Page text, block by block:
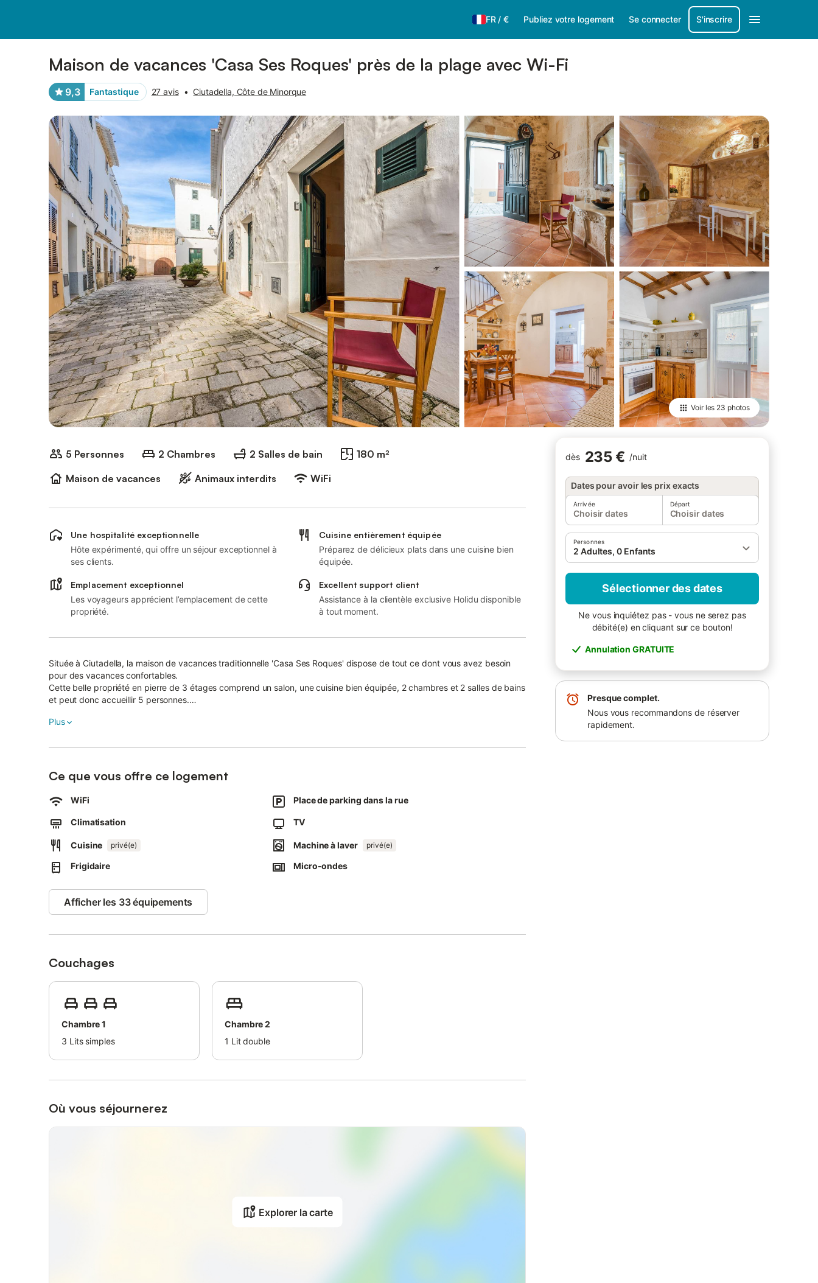
FR/€ Publiez votre logement Se connecter S'inscrire
Maison de vacances 'Casa Ses Roques' près de la plage avec Wi-Fi
9,3 Fantastique 27 avis • Ciutadella, Côte de Minorque
Voir les 23 photos
5 Personnes 2 Chambres 2 Salles de bain
180 m²
Maison de vacances
Animaux interdits WiFi
dès 235 € /nuit
Dates pour avoir les prix exacts
Arrivée
Choisir dates
Départ
Choisir dates
Personnes
2 Adultes, 0 Enfants
Sélectionner des dates
Ne vous inquiétez pas - vous ne serez pas
débité(e) en cliquant sur ce bouton!
Annulation GRATUITE
Presque complet.
Nous vous recommandons de réserver
rapidement.
Une hospitalité exceptionnelle
Hôte expérimenté, qui offre un séjour exceptionnel à
ses clients.
Cuisine entièrement équipée
Préparez de délicieux plats dans une cuisine bien
équipée.
Emplacement exceptionnel
Les voyageurs apprécient l’emplacement de cette
propriété.
Excellent support client
Assistance à la clientèle exclusive Holidu disponible
à tout moment.
Située à Ciutadella, la maison de vacances traditionnelle 'Casa Ses Roques' dispose de tout ce dont vous avez besoin
pour des vacances confortables.
Cette belle propriété en pierre de 3 étages comprend un salon, une cuisine bien équipée, 2 chambres et 2 salles de bains
et peut donc accueillir 5 personnes.
Distance à pied/ en voiture du restaurant le plus proche : 140m.
Distance à pied/ en voiture du bar le plus proche : 224m.
Distance à pied/ en voiture de la plage : 700m Cala'n Blanes.
Distance de l'aéroport : 46.2km Aéroport de Menorca.
Stationnement gratuit disponible dans la rue.
Les animaux domestiques ne sont pas autorisés.
L'air conditionné n'est actuellement pas disponible.
Les draps sont inclus dans le prix.
Plus
Ce que vous offre ce logement
WiFi Place de parking dans la rue
Climatisation TV
Cuisine privé(e) Machine à laver privé(e)
Frigidaire Micro-ondes
Afficher les 33 équipements
Couchages
Chambre 1
3 Lits simples
Chambre 2
1 Lit double
Où vous séjournerez
Explorer la carte